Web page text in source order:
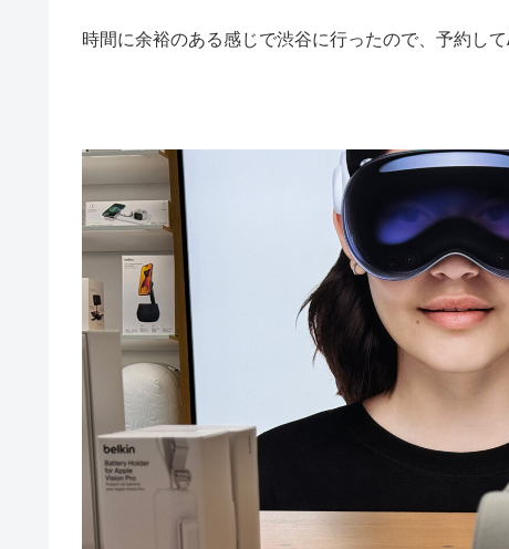
時間に余裕のある感じで渋谷に行ったので、予約し